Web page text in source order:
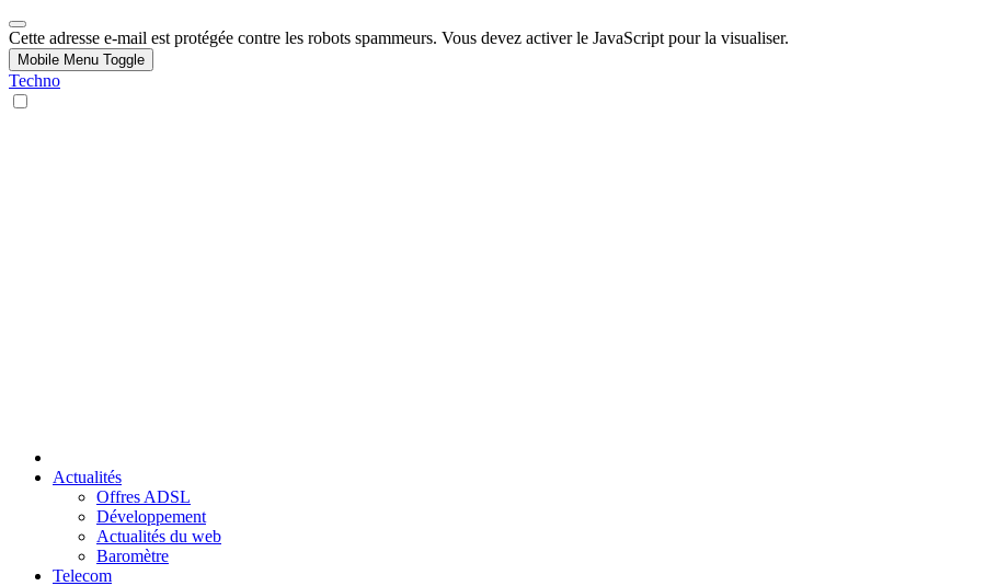
Cette adresse e-mail est protégée contre les robots spammeurs. Vous devez activer le JavaScript pour la visualiser.
Mobile Menu Toggle
Techno
Actualités
Offres ADSL
Développement
Actualités du web
Baromètre
Telecom